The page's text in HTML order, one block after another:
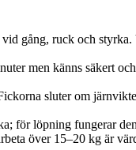
gång, ruck och
men känns säkert
sluter om
för löpning fungerar
över 15–20 kg är